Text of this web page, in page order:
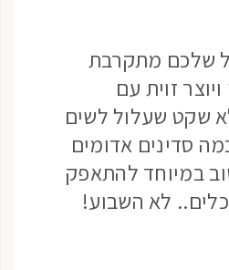
שלכם מתקרבת
זוית עם
שקט שעלול לשים
סדינים אדומים
במיוחד להתאפק
לא השבוע!